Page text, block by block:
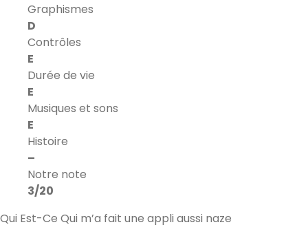
Graphismes
D
Contrôles
E
Durée de vie
E
Musiques et sons
E
Histoire
–
Notre note
3/20
Qui Est-Ce Qui m’a fait une appli aussi naze